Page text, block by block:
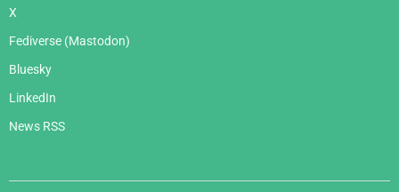
X
Fediverse (Mastodon)
Bluesky
LinkedIn
News RSS